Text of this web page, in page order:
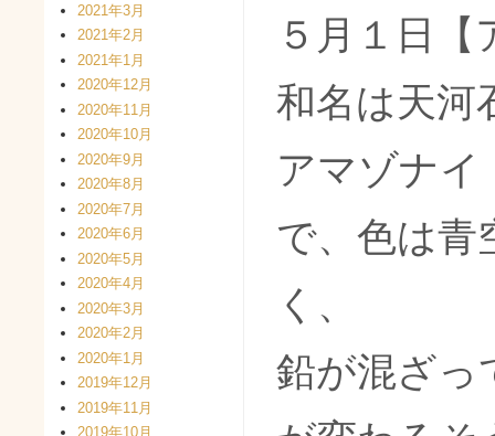
５月１日
和名は天河
アマゾナイ
で、色は青
く、
鉛が混ざっ
2021年3月
2021年2月
2021年1月
2020年12月
2020年11月
2020年10月
2020年9月
2020年8月
2020年7月
2020年6月
2020年5月
2020年4月
2020年3月
2020年2月
2020年1月
2019年12月
2019年11月
2019年10月